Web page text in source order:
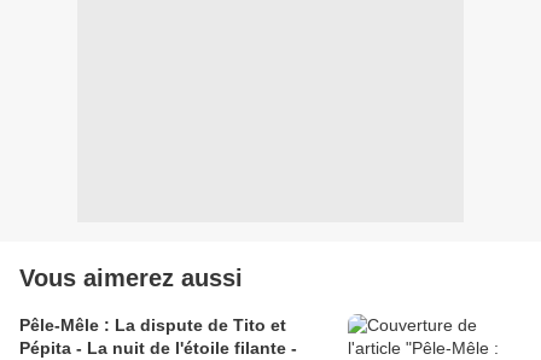
Vous aimerez aussi
Pêle-Mêle : La dispute de Tito et
Pépita - La nuit de l'étoile filante -